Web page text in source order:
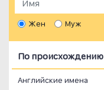
Жен Муж
По происхождению
Английские имена